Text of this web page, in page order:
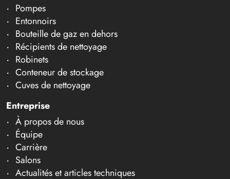
Pompes
Entonnoirs
Bouteille de gaz en dehors
Récipients de nettoyage
Robinets
Conteneur de stockage
Cuves de nettoyage
Entreprise
À propos de nous
Équipe
Carrière
Salons
Actualités et articles techniques